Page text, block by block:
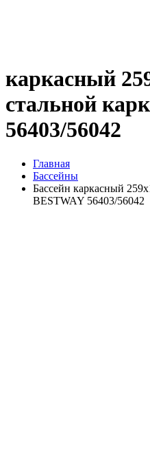
каркасный
стальной
56403/56042
Главная
Бассейны
Бассейн каркасный
BESTWAY 56403/56042